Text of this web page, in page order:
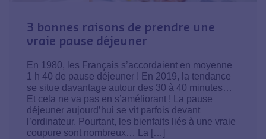
3 bonnes raisons de prendre une
vraie pause déjeuner
En 1980, les Français s’accordaient en moyenne
1 h 40 de pause déjeuner ! En 2019, la tendance
se situe davantage autour des 30 à 40 minutes…
Et cela ne va pas en s’améliorant ! La pause
déjeuner aujourd’hui se vit parfois devant
l’ordinateur. Pourtant, les bienfaits liés à une vraie
coupure sont nombreux… La […]